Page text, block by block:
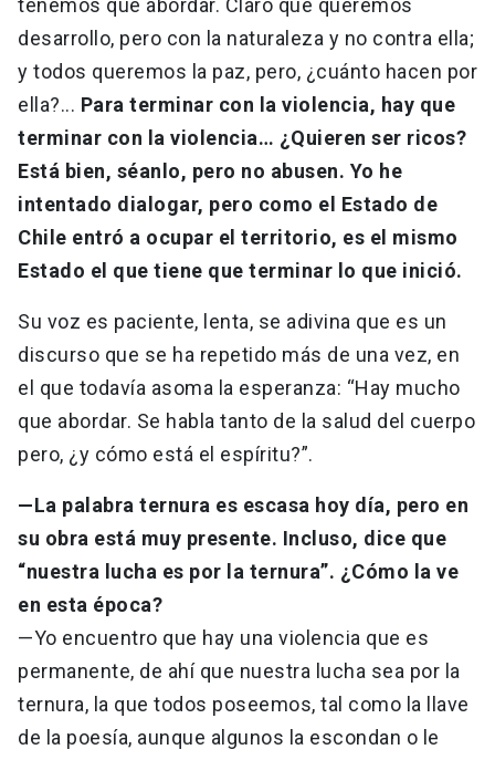
tenemos que abordar. Claro que queremos
desarrollo, pero con la naturaleza y no contra ella;
y todos queremos la paz, pero, ¿cuánto hacen por
ella?... Para terminar con la violencia, hay que
terminar con la violencia… ¿Quieren ser ricos?
Está bien, séanlo, pero no abusen. Yo he
intentado dialogar, pero como el Estado de
Chile entró a ocupar el territorio, es el mismo
Estado el que tiene que terminar lo que inició.
Su voz es paciente, lenta, se adivina que es un
discurso que se ha repetido más de una vez, en
el que todavía asoma la esperanza: “Hay mucho
que abordar. Se habla tanto de la salud del cuerpo
pero, ¿y cómo está el espíritu?”.
—La palabra ternura es escasa hoy día, pero en
su obra está muy presente. Incluso, dice que
“nuestra lucha es por la ternura”. ¿Cómo la ve
en esta época?
—Yo encuentro que hay una violencia que es
permanente, de ahí que nuestra lucha sea por la
ternura, la que todos poseemos, tal como la llave
de la poesía, aunque algunos la escondan o le